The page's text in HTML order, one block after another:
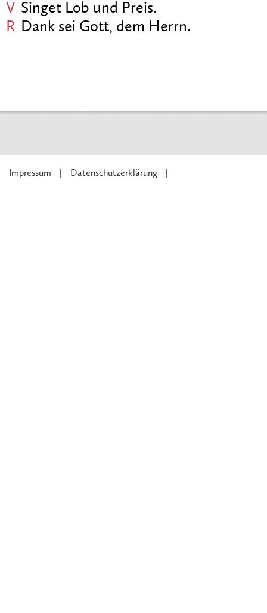
V Singet Lob und Preis.
R Dank sei Gott, dem Herrn.
Impressum Datenschutzerklärung